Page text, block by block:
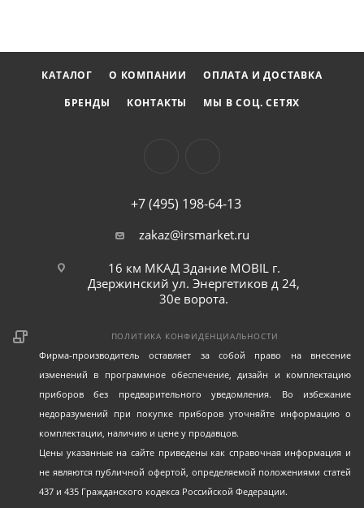
КАТАЛОГ О КОМПАНИИ
ОПЛАТА И ДОСТАВКА
БРЕНДЫ
КОНТАКТЫ МЫ В СОЦ. СЕТЯХ
+7 (495) 198-64-13
zakaz@irsmarket.ru
16 км МКАД Здание MOBIL г.
Дзержинский ул. Энергетиков д 24,
30е ворота.
ПОЛИТИКА КОНФИДЕНЦИАЛЬНОСТИ
Фирма-производитель оставляет за собой право на внесение
изменений в программное обеспечение, дизайн и комплектацию
приборов без предварительного уведомления. Во избежание
недоразумений при покупке приборов уточняйте информацию о
комплектации, наличию и цене у продавцов.
Цены указанные на сайте приведены как справочная информация и
не являются публичной офертой, определяемой положениями статей
437 и 435 Гражданского кодекса Российской Федерации.